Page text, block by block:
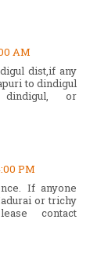
AM
dist,if any
to dindigul
dindigul, or
PM
If anyone
or trichy
contact